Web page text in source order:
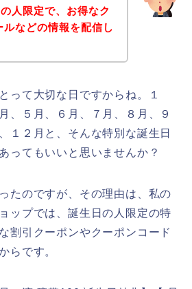
人限定で、お得なク
などの情報を配信し
って大切な日ですからね。１
、５月、６月、７月、８月、９
１２月と、そんな特別な誕生日
ってもいいと思いませんか？
たのですが、その理由は、私の
ップでは、誕生日の人限定の特
割引クーポンやクーポンコード
らです。